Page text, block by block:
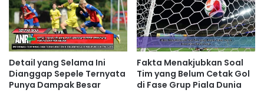
Detail yang Selama Ini
Dianggap Sepele Ternyata
Punya Dampak Besar
Fakta Menakjubkan Soal
Tim yang Belum Cetak Gol
di Fase Grup Piala Dunia